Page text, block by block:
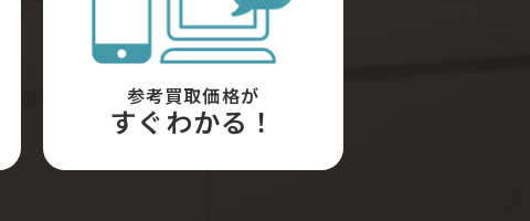
参考買取価格が
すぐわかる！